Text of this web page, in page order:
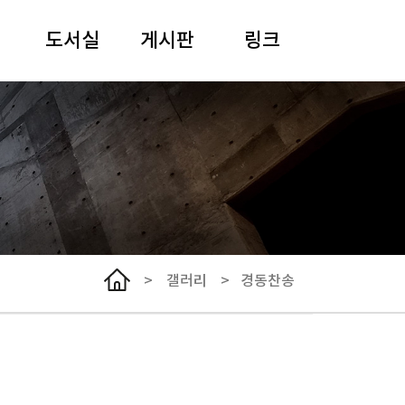
도서실
안내
도서검색
게시판
일정
말씀과 기도
추모
링크
여해 강원용 목사
사이버아카이브
경동어린이집
선한이웃클리닉
한국기독교장로회
총회
서울노회
> 갤러리 > 경동찬송